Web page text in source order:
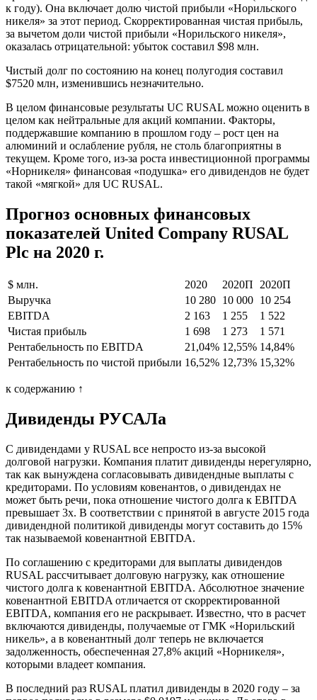
к году). Она включает долю чистой прибыли «Норильского
никеля» за этот период. Скорректированная чистая прибыль,
за вычетом доли чистой прибыли «Норильского никеля»,
оказалась отрицательной: убыток составил $98 млн.
Чистый долг по состоянию на конец полугодия составил
$7520 млн, изменившись незначительно.
В целом финансовые результаты UC RUSAL можно оценить в
целом как нейтральные для акций компании. Факторы,
поддержавшие компанию в прошлом году – рост цен на
алюминий и ослабление рубля, не столь благоприятны в
текущем. Кроме того, из-за роста инвестиционной программы
«Норникеля» финансовая «подушка» его дивидендов не будет
такой «мягкой» для UC RUSAL.
Прогноз основных финансовых
показателей United Company RUSAL
Plc на 2020 г.
$ млн. 2020 2020П
2020П
Выручка
10 280 10 000 10 254
EBITDA
2 163 1 255
1 522
Чистая прибыль
1 698 1 273
1 571
Рентабельность по EBITDA
21,04% 12,55% 14,84%
Рентабельность по чистой прибыли 16,52% 12,73% 15,32%
к содержанию ↑
Дивиденды РУСАЛа
С дивидендами у RUSAL все непросто из-за высокой
долговой нагрузки. Компания платит дивиденды нерегулярно,
так как вынуждена согласовывать дивидендные выплаты с
кредиторами. По условиям ковенантов, о дивидендах не
может быть речи, пока отношение чистого долга к EBITDA
превышает 3х. В соответствии с принятой в августе 2015 года
дивидендной политикой дивиденды могут составить до 15%
так называемой ковенантной EBITDA.
По соглашению с кредиторами для выплаты дивидендов
RUSAL рассчитывает долговую нагрузку, как отношение
чистого долга к ковенантной EBITDA. Абсолютное значение
ковенантной EBITDA отличается от скорректированной
EBITDA, компания его не раскрывает. Известно, что в расчет
включаются дивиденды, получаемые от ГМК «Норильский
никель», а в ковенантный долг теперь не включается
задолженность, обеспеченная 27,8% акций «Норникеля»,
которыми владеет компания.
В последний раз RUSAL платил дивиденды в 2020 году – за